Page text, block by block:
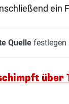
ein
Quellefestlegen
über